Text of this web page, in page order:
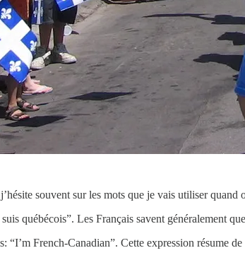
souvent sur les mots que je vais utiliser quand
québécois”. Les Français savent généralement
“I’m French-Canadian”. Cette expression résume